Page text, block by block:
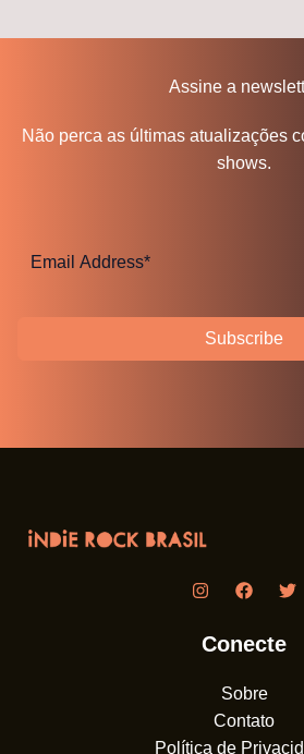
Assine a
Não perca as últimas atualizações
shows.
Subscribe
Conecte
Sobre
Contato
Política de